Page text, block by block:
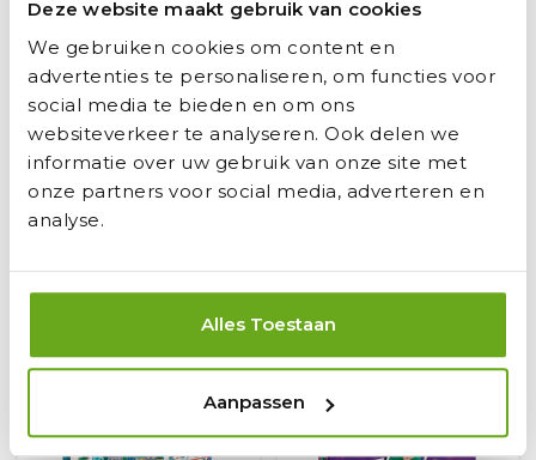
Deze website maakt gebruik van cookies
We gebruiken cookies om content en
advertenties te personaliseren, om functies voor
social media te bieden en om ons
websiteverkeer te analyseren. Ook delen we
informatie over uw gebruik van onze site met
onze partners voor social media, adverteren en
analyse.
Alles Toestaan
Aanpassen
visibility
shopping_cart
Clementoni Crazy Chic -
visibility
Clementoni Legpuzzel London
6,95